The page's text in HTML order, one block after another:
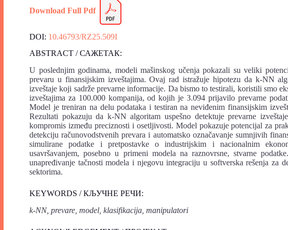
Download Full Pdf
DOI: 10.46793/RZ25.509I
ABSTRACT / САЖЕТАК:
U poslednjim godinama, modeli mašinskog učenja pokazali su veliki
prevaru u finansijskim izveštajima. Ovaj rad istražuje hipotezu da k-NN
izveštaje koji sadrže prevarne informacije. Da bismo to testirali, koristili smo
izveštajima za 100.000 kompanija, od kojih je 3.094 prijavilo prevarne
Model je treniran na delu podataka i testiran na neviđenim finansijskim
Rezultati pokazuju da k-NN algoritam uspešno detektuje prevarne
kompromis između preciznosti i osetljivosti. Model pokazuje potencijal za
detekciju računovodstvenih prevara i automatsko označavanje sumnjivih
simulirane podatke i pretpostavke o industrijskim i nacionalnim
usavršavanjem, posebno u primeni modela na raznovrsne, stvarne
unapređivanje tačnosti modela i njegovu integraciju u softverska rešenja za
sektorima.
KEYWORDS / КЉУЧНЕ РЕЧИ:
k-NN, prevare, model, klasifikacija, manipulatori